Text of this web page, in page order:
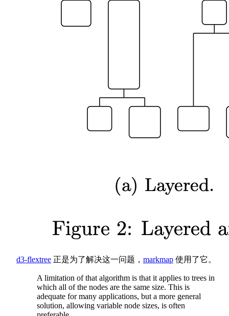
d3-flextree 正是为了解决这一问题， markmap 使用了它。
A limitation of that algorithm is that it applies to trees in
which all of the nodes are the same size. This is
adequate for many applications, but a more general
solution, allowing variable node sizes, is often